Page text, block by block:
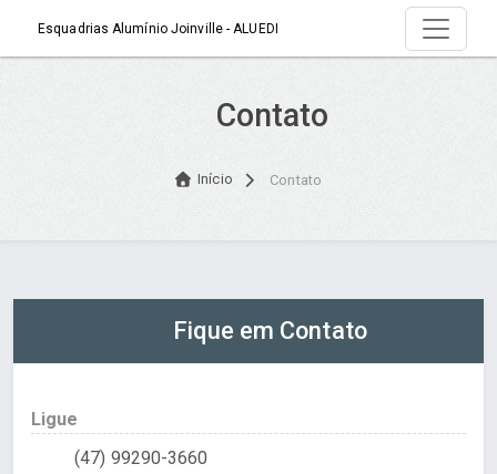
Esquadrias Alumínio Joinville - ALUEDI
Contato
Início Contato
Fique em Contato
Ligue
(47) 99290-3660